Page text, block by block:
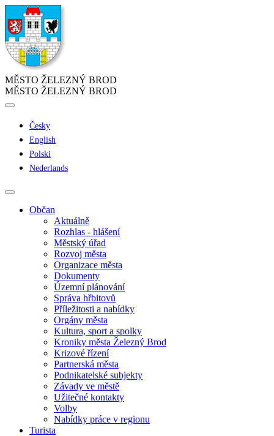
MĚSTO ŽELEZNÝ BROD
MĚSTO ŽELEZNÝ BROD
Česky
English
Polski
Nederlands
Občan
Aktuálně
Rozhlas - hlášení
Městský úřad
Rozvoj města
Organizace města
Dokumenty
Územní plánování
Správa hřbitovů
Příležitosti a nabídky
Orgány města
Kultura, sport a spolky
Kroniky města Železný Brod
Krizové řízení
Partnerská města
Podnikatelské subjekty
Závady ve městě
Užitečné kontakty
Volby
Nabídky práce v regionu
Turista